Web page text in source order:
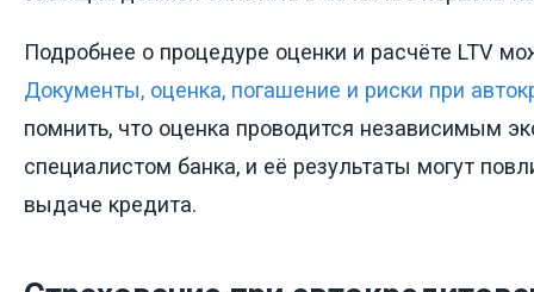
Подробнее о процедуре оценки и расчёте LTV
Документы, оценка, погашение и риски при
помнить, что оценка проводится независимым
специалистом банка, и её результаты могут
выдаче кредита.